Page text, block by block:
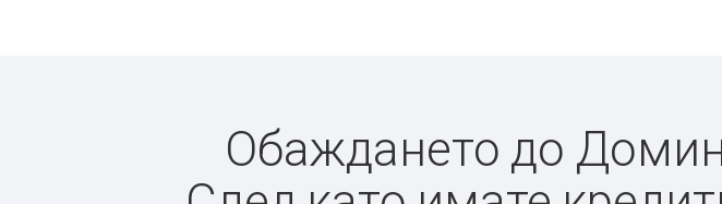
Обаждането до